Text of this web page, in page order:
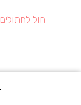
חול לחתולים